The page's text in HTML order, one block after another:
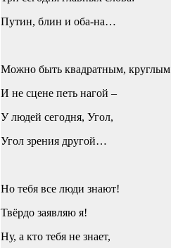
Путин, блин и оба-на…
Можно быть квадратным, круглым
И не сцене петь нагой –
У людей сегодня, Угол,
Угол зрения другой…
Но тебя все люди знают!
Твёрдо заявляю я!
Ну, а кто тебя не знает,